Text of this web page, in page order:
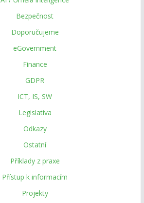
Bezpečnost
Doporučujeme
eGovernment
Finance
GDPR
ICT, IS, SW
Legislativa
Odkazy
Ostatní
Příklady z praxe
Přístup k informacím
Projekty